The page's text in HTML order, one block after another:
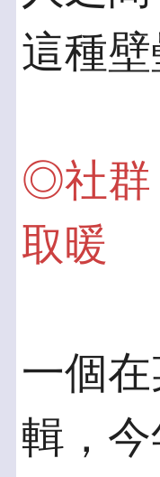
這種
◎社群
取暖
一個
輯，